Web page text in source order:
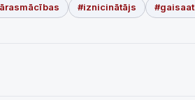
#iznicinātājs